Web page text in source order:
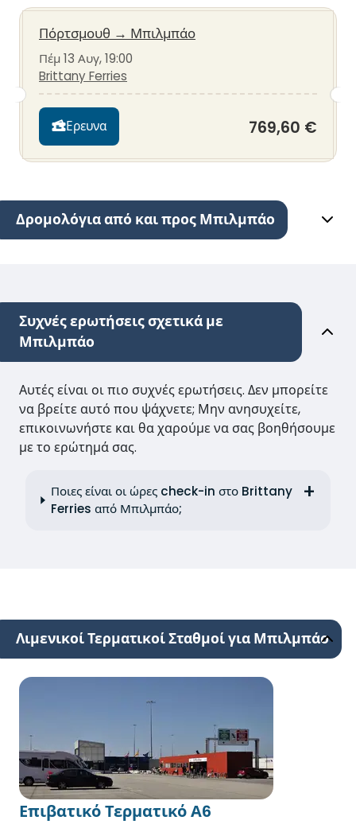
Πόρτσμουθ → Μπιλμπάο
Πέμ 13 Αυγ, 19:00
Brittany Ferries
Ερευνα 769,60 €
Δρομολόγια από και προς Μπιλμπάο
Συχνές ερωτήσεις σχετικά με
Μπιλμπάο
Αυτές είναι οι πιο συχνές ερωτήσεις. Δεν μπορείτε
να βρείτε αυτό που ψάχνετε; Μην ανησυχείτε,
επικοινωνήστε και θα χαρούμε να σας βοηθήσουμε
με το ερώτημά σας.
Ποιες είναι οι ώρες check-in στο Brittany
Ferries από Μπιλμπάο;
Λιμενικοί Τερματικοί Σταθμοί για Μπιλμπάο
Επιβατικό Τερματικό Α6